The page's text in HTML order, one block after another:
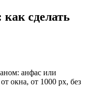
сделать
анфас или
окна, от 1000 px, без